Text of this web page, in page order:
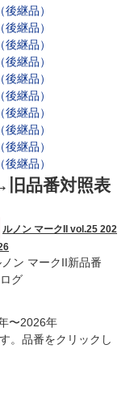
継品）
継品）
継品）
継品）
継品）
継品）
継品）
継品）
継品）
継品）
品番対照表
ルノン マークII vol.25 202
〜2026年
。品番をクリックし